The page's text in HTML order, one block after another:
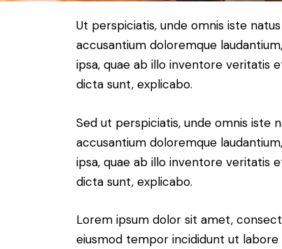
Ut perspiciatis, unde omnis iste
accusantium doloremque
ipsa, quae ab illo inventore veritatis
dicta sunt, explicabo.
Sed ut perspiciatis, unde omnis iste
accusantium doloremque
ipsa, quae ab illo inventore veritatis
dicta sunt, explicabo.
Lorem ipsum dolor sit amet,
eiusmod tempor incididunt ut labore